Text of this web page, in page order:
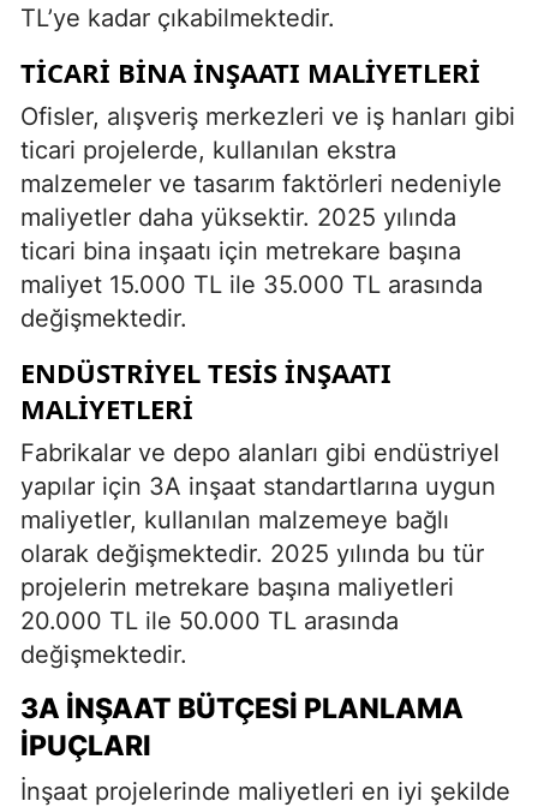
TL’ye kadar çıkabilmektedir.
TICARI BINA İNŞAATI MALIYETLERI
Ofisler, alışveriş merkezleri ve iş hanları gibi
ticari projelerde, kullanılan ekstra
malzemeler ve tasarım faktörleri nedeniyle
maliyetler daha yüksektir. 2025 yılında
ticari bina inşaatı için metrekare başına
maliyet 15.000 TL ile 35.000 TL arasında
değişmektedir.
ENDÜSTRIYEL TESIS İNŞAATI
MALIYETLERI
Fabrikalar ve depo alanları gibi endüstriyel
yapılar için 3A inşaat standartlarına uygun
maliyetler, kullanılan malzemeye bağlı
olarak değişmektedir. 2025 yılında bu tür
projelerin metrekare başına maliyetleri
20.000 TL ile 50.000 TL arasında
değişmektedir.
3A İNŞAAT BÜTÇESI PLANLAMA
İPUÇLARI
İnşaat projelerinde maliyetleri en iyi şekilde